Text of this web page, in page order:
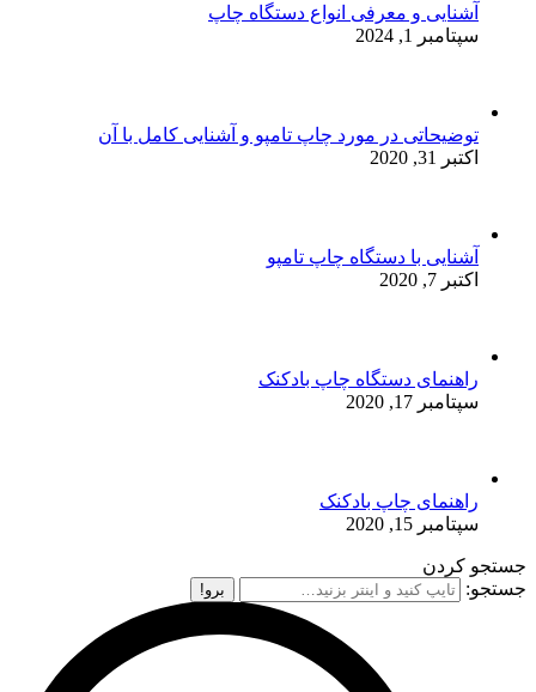
آشنایی و معرفی انواع دستگاه چاپ
سپتامبر 1, 2024
توضیحاتی در مورد چاپ تامپو و آشنایی کامل با آن
اکتبر 31, 2020
آشنایی با دستگاه چاپ تامپو
اکتبر 7, 2020
راهنمای دستگاه چاپ بادکنک
سپتامبر 17, 2020
راهنمای چاپ بادکنک
سپتامبر 15, 2020
جستجو کردن
جستجو: